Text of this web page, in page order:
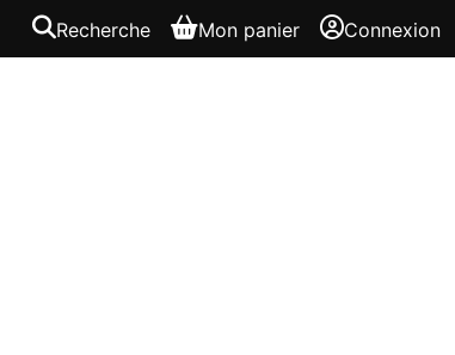
Recherche Mon panier Connexion